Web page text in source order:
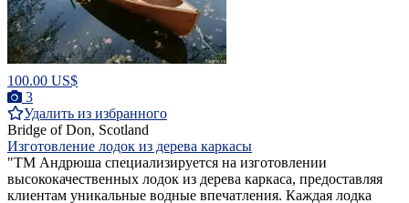
100.00 US$
3
Удалить из избранного
Bridge of Don, Scotland
Изготовление лодок из дерева каркасы
"ТМ Андрюша специализируется на изготовлении
высококачественных лодок из дерева каркаса, предоставляя
клиентам уникальные водные впечатления. Каждая лодка